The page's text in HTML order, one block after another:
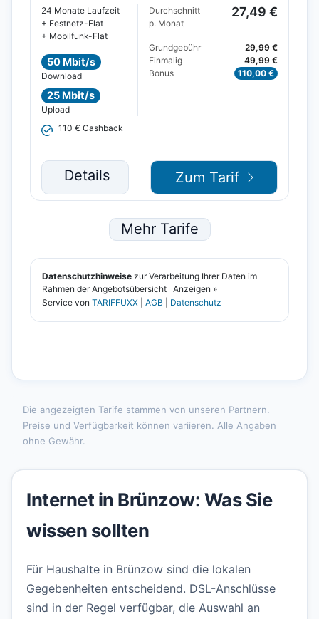
Die angezeigten Tarife stammen von unseren Partnern.
Preise und Verfügbarkeit können variieren. Alle Angaben
ohne Gewähr.
Internet in Brünzow: Was Sie
wissen sollten
Für Haushalte in Brünzow sind die lokalen
Gegebenheiten entscheidend. DSL-Anschlüsse
sind in der Regel verfügbar, die Auswahl an